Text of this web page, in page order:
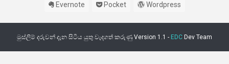
Evernote Pocket Wordpress
මුස්ලිම් දරුවන් දැන සිටිය යුතු වැදගත් කරුණු Version 1.1 - EDC Dev Team